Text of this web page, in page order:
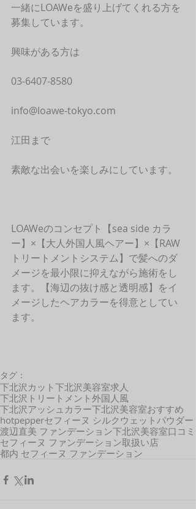
一緒にLOAWeを盛り上げてくれる方を
募集しています。
興味がある方は
03-6407-8580
info@loawe-tokyo.com
江田まで
素敵な出会いを楽しみにしています。
LOAWeのコンセプト【sea side カラ
ー】×【大人外国人風ヘアー】×【RAW
トリートメントシステム】で髪へのダ
メージを最小限に抑えながら施術をし
ます。【海辺の抜け感と透明感】をイ
メージしたヘアカラーを得意としてい
ます。
タグ：
下北沢カット 下北沢美容室求人
下北沢トリートメント 外国人風
下北沢アッシュカラー下北沢美容室おすすめ
hotpepperセフィーヌ シルクウェットパウダー
渡辺直美 ファンデーション下北沢美容室口コミ
セフィーヌ ファンデーション取扱い店
都内 セフィーヌ ファンデーション